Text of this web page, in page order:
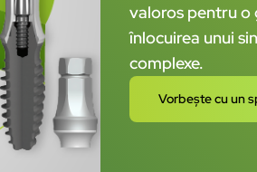
valoros pentru o
înlocuirea unui
complexe.
Vorbește cu un